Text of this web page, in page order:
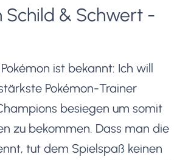
Schild & Schwert -
ist bekannt: Ich will
Pokémon-Trainer
besiegen um somit
zu bekommen. Dass man die
tut dem Spielspaß keinen